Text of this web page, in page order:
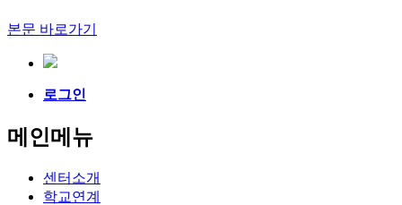
본문 바로가기
로그인
메인메뉴
센터소개
학교연계